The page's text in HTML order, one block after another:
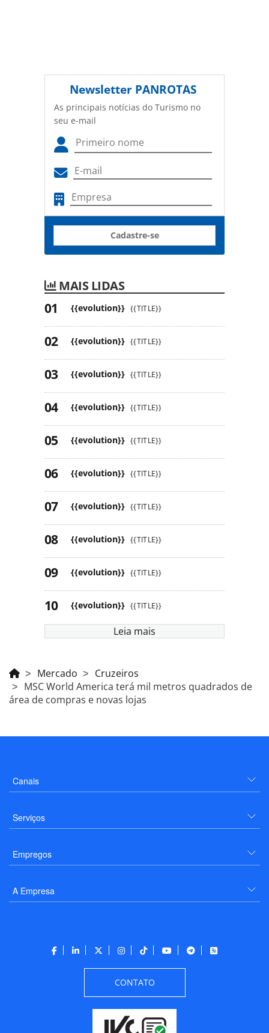
Newsletter PANROTAS
As principais notícias do Turismo no
seu e-mail
Cadastre-se
MAIS LIDAS
{{evolution}} {{TITLE}}
{{evolution}} {{TITLE}}
{{evolution}} {{TITLE}}
{{evolution}} {{TITLE}}
{{evolution}} {{TITLE}}
{{evolution}} {{TITLE}}
{{evolution}} {{TITLE}}
{{evolution}} {{TITLE}}
{{evolution}} {{TITLE}}
{{evolution}} {{TITLE}}
Leia mais
Mercado
Cruzeiros
MSC World America terá mil metros quadrados de
área de compras e novas lojas
Canais
Serviços
Empregos
A Empresa
CONTATO